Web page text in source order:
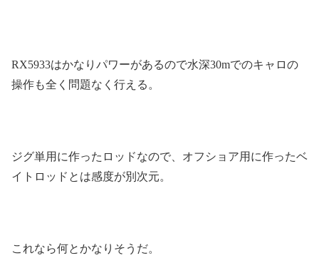
RX5933はかなりパワーがあるので水深30mでのキャロの
操作も全く問題なく行える。
ジグ単用に作ったロッドなので、オフショア用に作ったベ
イトロッドとは感度が別次元。
これなら何とかなりそうだ。